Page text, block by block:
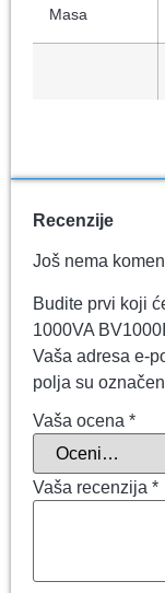
Masa
Recenzije
Još nema
Budite prvi koji
1000VA
Vaša adresa e-
polja su
Vaša ocena *
Vaša recenzija *